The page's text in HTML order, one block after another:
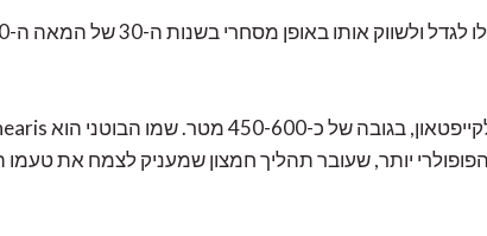
יותר, שעובר תהליך חמצון שמעניק לצמח את